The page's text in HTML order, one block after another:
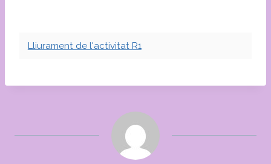
Lliurament de l'activitat R1